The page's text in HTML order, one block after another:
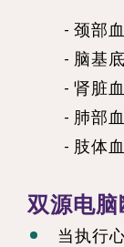
- 颈部
- 脑基
- 肾脏
- 肺部
- 肢体
双源电脑
当执行